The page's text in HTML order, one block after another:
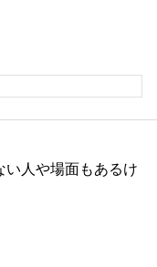
い人や場面もあるけ